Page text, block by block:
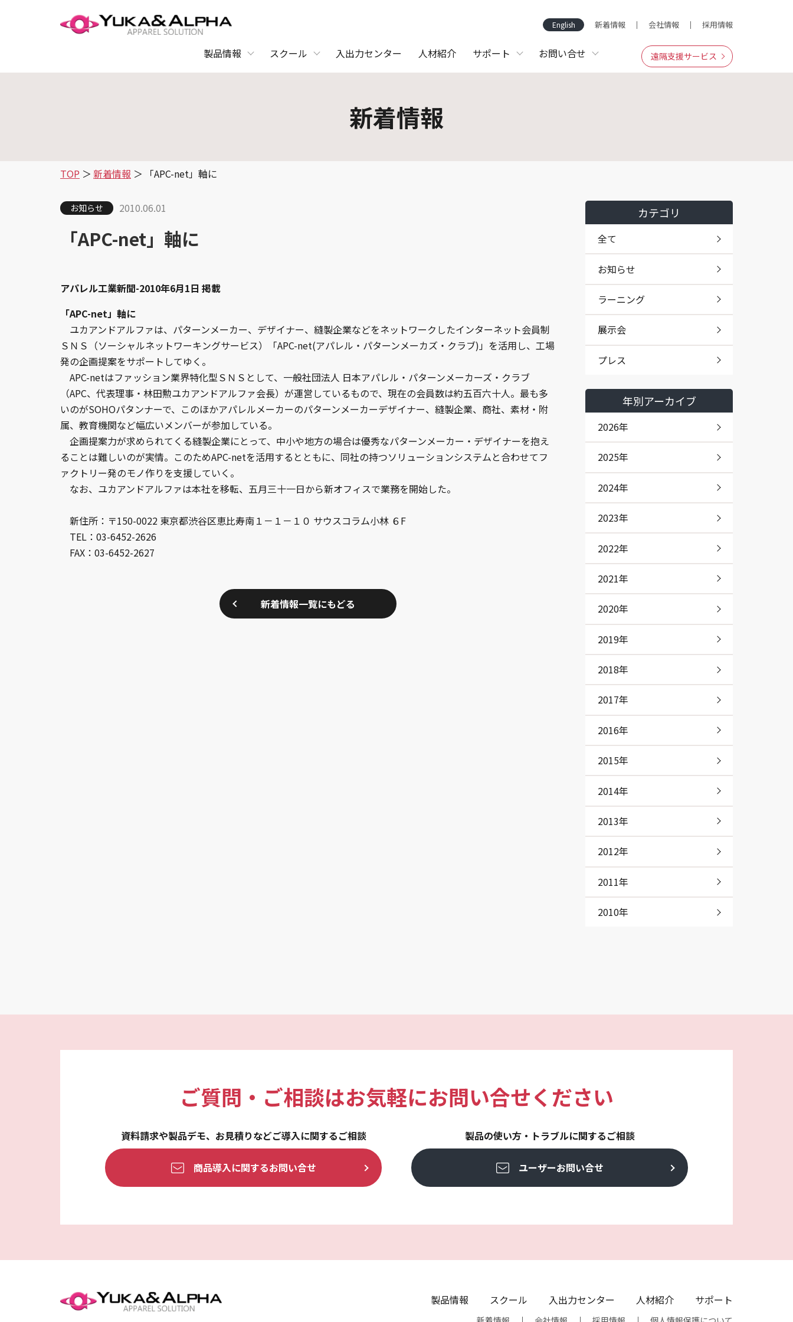
English 新着情報 会社情報 採用情報
製品情報 スクール 入出力センター 人材紹介 サポート お問い合せ 遠隔支援サービス
新着情報
TOP 新着情報 「APC-net」軸に
お知らせ 2010.06.01
「APC-net」軸に
アパレル工業新聞-2010年6月1日 掲載
「APC-net」軸に
ユカアンドアルファは、パターンメーカー、デザイナー、縫製企業などをネットワークしたインターネット会員制
ＳＮＳ（ソーシャルネットワーキングサービス）「APC-net(アパレル・パターンメーカズ・クラブ)」を活用し、工場
発の企画提案をサポートしてゆく。
APC-netはファッション業界特化型ＳＮＳとして、一般社団法人 日本アパレル・パターンメーカーズ・クラブ
（APC、代表理事・林田勲ユカアンドアルファ会長）が運営しているもので、現在の会員数は約五百六十人。最も多
いのがSOHOパタンナーで、このほかアパレルメーカーのパターンメーカーデザイナー、縫製企業、商社、素材・附
属、教育機関など幅広いメンバーが参加している。
企画提案力が求められてくる縫製企業にとって、中小や地方の場合は優秀なパターンメーカー・デザイナーを抱え
ることは難しいのが実情。このためAPC-netを活用するとともに、同社の持つソリューションシステムと合わせてフ
ァクトリー発のモノ作りを支援していく。
なお、ユカアンドアルファは本社を移転、五月三十一日から新オフィスで業務を開始した。
新住所：〒150-0022 東京都渋谷区恵比寿南１－１－１０ サウスコラム小林 ６F
TEL：03-6452-2626
FAX：03-6452-2627
新着情報一覧にもどる
カテゴリ
全て
お知らせ
ラーニング
展示会
プレス
年別アーカイブ
2026年
2025年
2024年
2023年
2022年
2021年
2020年
2019年
2018年
2017年
2016年
2015年
2014年
2013年
2012年
2011年
2010年
ご質問・ご相談はお気軽にお問い合せください
資料請求や製品デモ、 お見積りなどご導入に関するご相談
商品導入に関するお問い合せ
製品の使い方・トラブルに関するご相談
ユーザーお問い合せ
製品情報 スクール 入出力センター 人材紹介 サポート